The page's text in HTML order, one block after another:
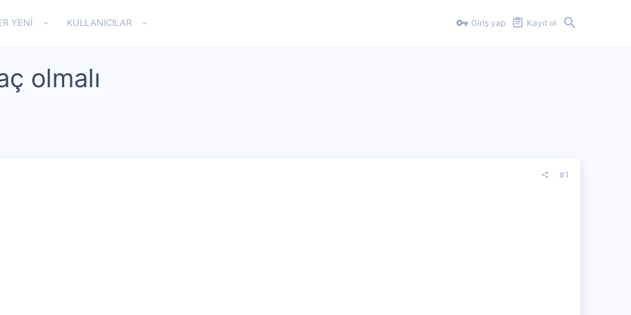
YENI KULLANICILAR Giriş yap Kayıt ol
olmalı
#1